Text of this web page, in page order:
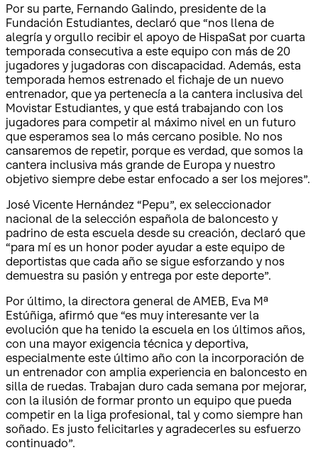
Por su parte, Fernando Galindo, presidente de la
Fundación Estudiantes, declaró que “nos llena de
alegría y orgullo recibir el apoyo de HispaSat por cuarta
temporada consecutiva a este equipo con más de 20
jugadores y jugadoras con discapacidad. Además, esta
temporada hemos estrenado el fichaje de un nuevo
entrenador, que ya pertenecía a la cantera inclusiva del
Movistar Estudiantes, y que está trabajando con los
jugadores para competir al máximo nivel en un futuro
que esperamos sea lo más cercano posible. No nos
cansaremos de repetir, porque es verdad, que somos la
cantera inclusiva más grande de Europa y nuestro
objetivo siempre debe estar enfocado a ser los mejores”.
José Vicente Hernández “Pepu”, ex seleccionador
nacional de la selección española de baloncesto y
padrino de esta escuela desde su creación, declaró que
“para mí es un honor poder ayudar a este equipo de
deportistas que cada año se sigue esforzando y nos
demuestra su pasión y entrega por este deporte”.
Por último, la directora general de AMEB, Eva Mª
Estúñiga, afirmó que “es muy interesante ver la
evolución que ha tenido la escuela en los últimos años,
con una mayor exigencia técnica y deportiva,
especialmente este último año con la incorporación de
un entrenador con amplia experiencia en baloncesto en
silla de ruedas. Trabajan duro cada semana por mejorar,
con la ilusión de formar pronto un equipo que pueda
competir en la liga profesional, tal y como siempre han
soñado. Es justo felicitarles y agradecerles su esfuerzo
continuado”.